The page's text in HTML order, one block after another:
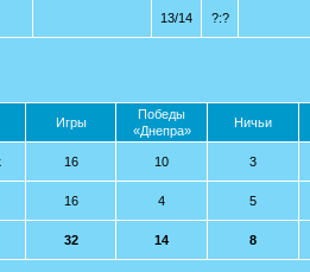
13/14 ?:?
Игры
Победы
«Днепра»
Ничьи
16 10 3
16 4 5
32 14 8